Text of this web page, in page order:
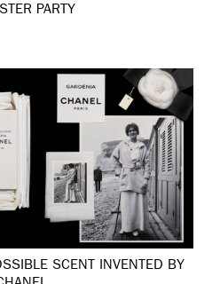
PARTY
SCENT INVENTED BY